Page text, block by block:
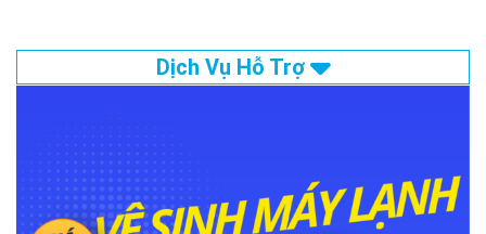
Dịch Vụ Hỗ Trợ